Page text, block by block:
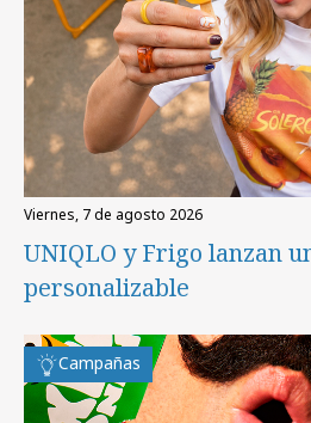
viernes, 7 de agosto 2026
UNIQLO y Frigo lanzan
personalizable
Campañas